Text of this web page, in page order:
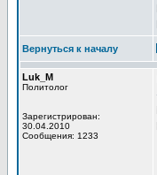
Вернуться к началу
Luk_M
Политолог
Зарегистрирован:
30.04.2010
Сообщения: 1233